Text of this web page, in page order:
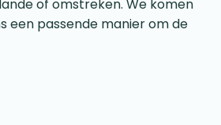
of omstreken. We komen
een passende manier om de